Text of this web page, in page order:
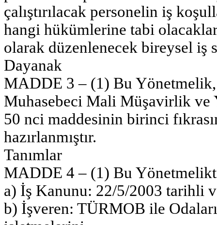
çalıştırılacak personelin iş
hangi hükümlerine tabi
olarak düzenlenecek bireysel iş
Dayanak
MADDE 3 – (1) Bu Yönetmelik,
Muhasebeci Mali Müşavirlik
50 nci maddesinin birinci
hazırlanmıştır.
Tanımlar
MADDE 4 – (1) Bu
a) İş Kanunu: 22/5/2003 tarihli
b) İşveren: TÜRMOB ile